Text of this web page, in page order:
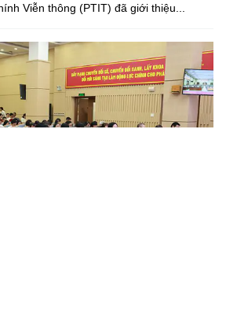
Viễn thông (PTIT) đã giới thiệu...